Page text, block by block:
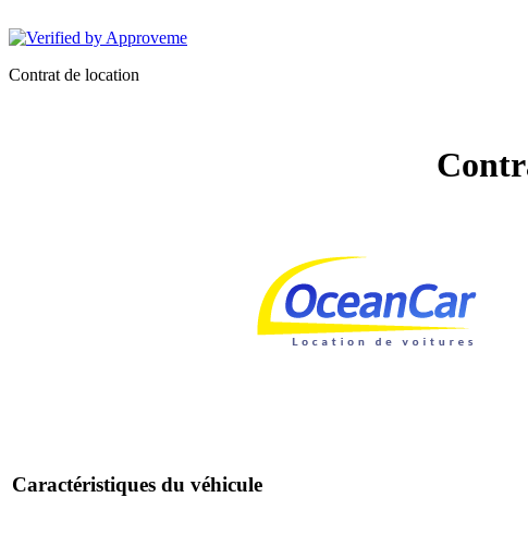
Contrat de location
Caractéristiques du véhicule